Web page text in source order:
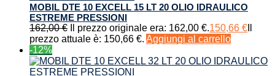
MOBIL DTE 10 EXCELL 15 LT 20 OLIO IDRAULICO
ESTREME PRESSIONI
162,00€ Il prezzo originale era: 162,00 €.150,66 €
prezzo attuale è: 150,66 €. Aggiungi al carrello
-12%